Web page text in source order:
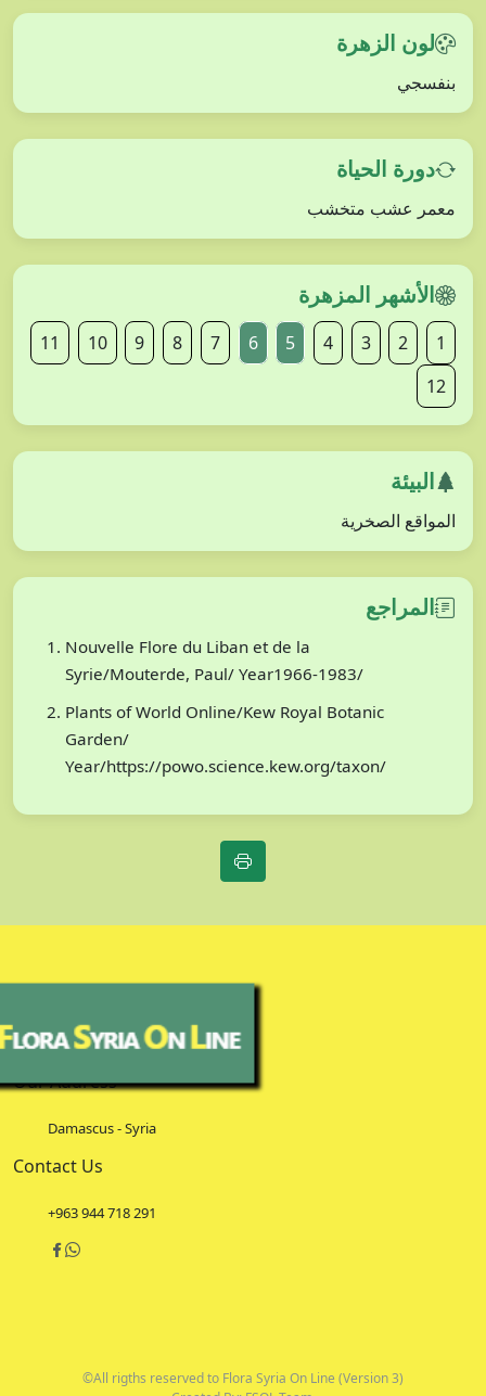
لون الزهرة
بنفسجي
دورة الحياة
معمر عشب متخشب
الأشهر المزهرة
1
2
3
4
5
6
7
8
9
10
11
12
البيئة
المواقع الصخرية
المراجع
Nouvelle Flore du Liban et de la
Syrie/Mouterde, Paul/ Year1966-1983/
Plants of World Online/Kew Royal Botanic
Garden/
Year/https://powo.science.kew.org/taxon/
Our Address
Damascus - Syria
Contact Us
+963 944 718 291
©All rigths reserved to Flora Syria On Line (Version 3)